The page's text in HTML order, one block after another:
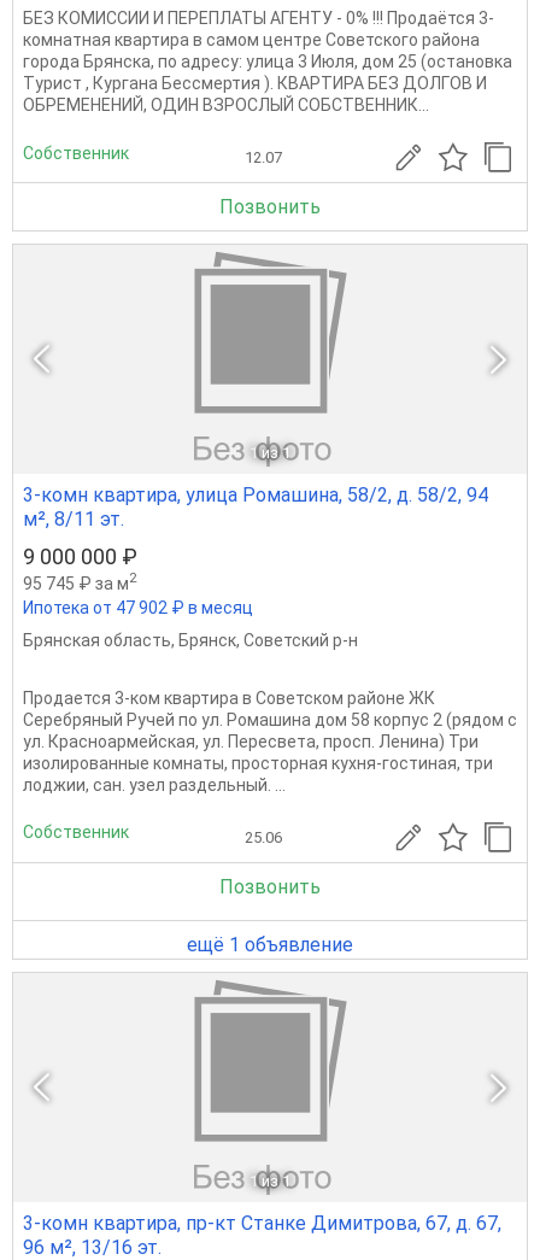
БЕЗ КОМИССИИ И ПЕРЕПЛАТЫ АГЕНТУ - 0% !!! Продаётся 3-
комнатная квартира в самом центре Советского района
города Брянска, по адресу: улица 3 Июля, дом 25 (остановка
Турист , Кургана Бессмертия ). КВАРТИРА БЕЗ ДОЛГОВ И
ОБРЕМЕНЕНИЙ, ОДИН ВЗРОСЛЫЙ СОБСТВЕННИК...
Собственник 12.07
Позвонить
1 из 1
3-комн квартира, улица Ромашина, 58/2, д. 58/2, 94
м², 8/11 эт.
9 000 000 ₽
95 745 ₽ за м2
Ипотека от 47 902 ₽ в месяц
Брянская область, Брянск, Советский р-н
Продается 3-ком квартира в Советском районе ЖК
Серебряный Ручей по ул. Ромашина дом 58 корпус 2 (рядом с
ул. Красноармейская, ул. Пересвета, просп. Ленина) Три
изолированные комнаты, просторная кухня-гостиная, три
лоджии, сан. узел раздельный. ...
Собственник 25.06
Позвонить
ещё 1 объявление
1 из 1
3-комн квартира, пр-кт Станке Димитрова, 67, д. 67,
96 м², 13/16 эт.